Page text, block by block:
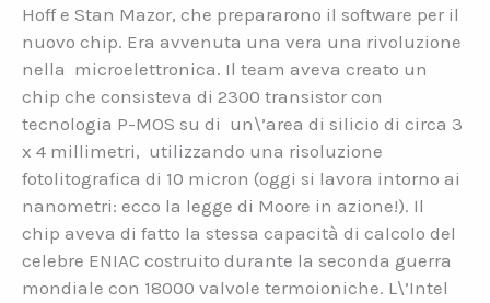
Hoff e Stan Mazor, che prepararono il software per il
nuovo chip. Era avvenuta una vera una rivoluzione
nella microelettronica. Il team aveva creato un
chip che consisteva di 2300 transistor con
tecnologia P-MOS su di un\’area di silicio di circa 3
x 4 millimetri, utilizzando una risoluzione
fotolitografica di 10 micron (oggi si lavora intorno ai
nanometri: ecco la legge di Moore in azione!). Il
chip aveva di fatto la stessa capacità di calcolo del
celebre ENIAC costruito durante la seconda guerra
mondiale con 18000 valvole termoioniche. L\’Intel